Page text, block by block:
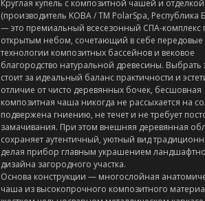
Круглая купель с композитной чашей и
(производитель KOBA / ТМ PolarSpa, Республика
— это премиальный всесезонный СПА-комплекс
открытым небом, сочетающий в себе передовые
технологии композитных бассейнов и вековое
благородство натуральной древесины. Выбрать
стоит за идеальный баланс практичности и
отличие от чисто деревянных бочек, бесшовная
композитная чаша никогда не рассыхается на
подвержена гниению, не течет и не требует
замачивания. При этом внешняя деревянная
сохраняет аутентичный, уютный вид
делая прибор главным украшением
дизайна загородного участка.
Основа конструкции — многослойная
чаша из высокопрочного композитного